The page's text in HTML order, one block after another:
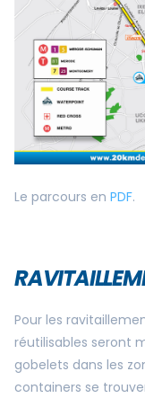
Le parcours en PDF.
Pour les
réutilisables seront
gobelets dans les
containers se